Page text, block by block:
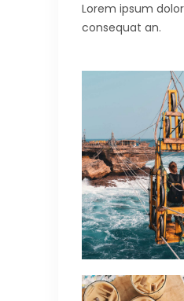
Lorem ipsum
consequat an.